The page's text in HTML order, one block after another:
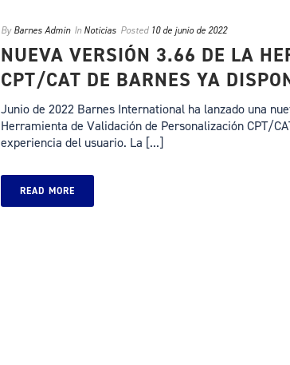
By Barnes Admin In Noticias Posted 10 de junio de 2022
NUEVA VERSIÓN 3.66 DE LA
CPT/CAT DE BARNES YA
Junio de 2022 Barnes International ha lanzado una
Herramienta de Validación de Personalización CPT/
experiencia del usuario. La [...]
READ MORE